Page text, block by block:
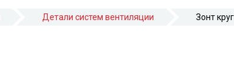
Детали систем вентиляции Зонт